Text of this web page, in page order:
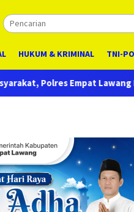
HUKUM & KRIMINAL TNI-
Bongkar Sarang Narkoba,